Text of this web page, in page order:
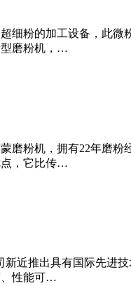
细粉的加工设备，此
型磨粉机，…
磨粉机，拥有22年磨
点，它比传…
新近推出具有国际先进
、性能可…